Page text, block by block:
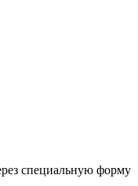
специальную форму